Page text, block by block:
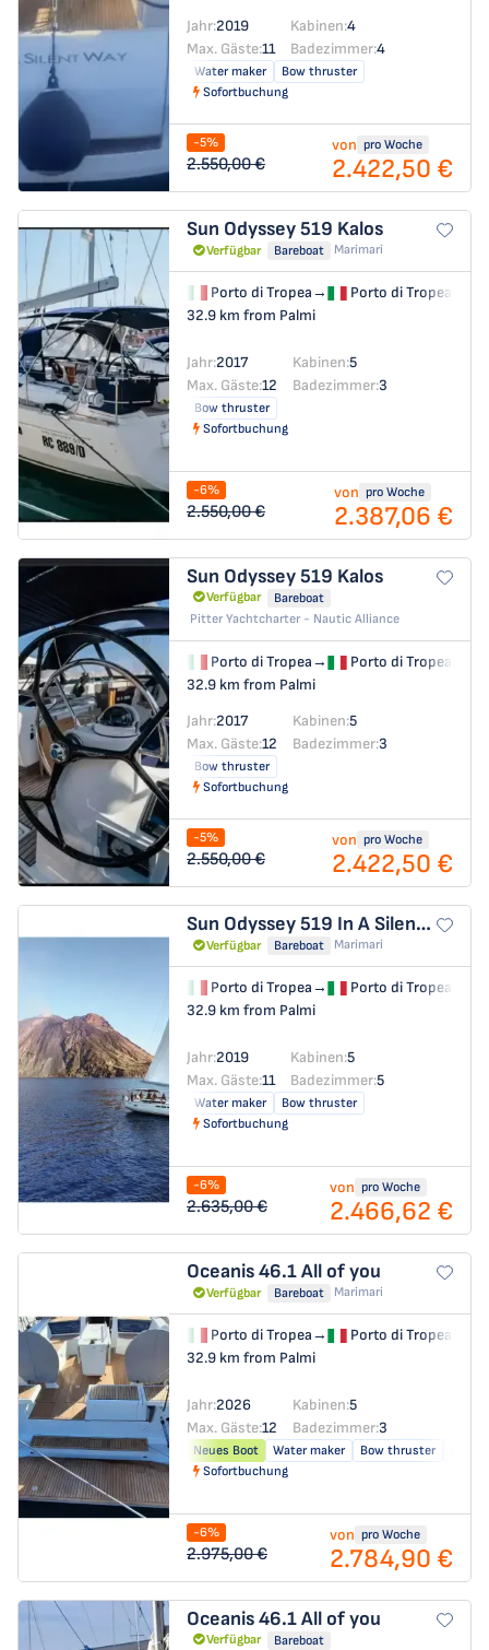
Jahr:2019 Kabinen:4
Max. Gäste:11 Badezimmer:4
Water maker
Bow thruster
Sofortbuchung
-5%
2.550,00 €
von pro Woche
2.422,50 €
Sun Odyssey 519 Kalos
Verfügbar Bareboat Marimari
Porto di Tropea→
Porto di Tropea
32.9 km from Palmi
Jahr:2017 Kabinen:5
Max. Gäste:12 Badezimmer:3
Bow thruster
Sofortbuchung
-6%
2.550,00 €
von pro Woche
2.387,06 €
Sun Odyssey 519 Kalos
Verfügbar
Bareboat
Pitter Yachtcharter - Nautic Alliance
Porto di Tropea→
Porto di Tropea
32.9 km from Palmi
Jahr:2017 Kabinen:5
Max. Gäste:12 Badezimmer:3
Bow thruster
Sofortbuchung
-5%
2.550,00 €
von pro Woche
2.422,50 €
Sun Odyssey 519 In A Silent Way
Verfügbar Bareboat Marimari
Porto di Tropea→
Porto di Tropea
32.9 km from Palmi
Jahr:2019 Kabinen:5
Max. Gäste:11 Badezimmer:5
Water maker
Bow thruster
Sofortbuchung
-6%
2.635,00 €
von pro Woche
2.466,62 €
Oceanis 46.1All of you
Verfügbar Bareboat Marimari
Porto di Tropea→
Porto di Tropea
32.9 km from Palmi
Jahr:2026 Kabinen:5
Max. Gäste:12 Badezimmer:3
Neues Boot Water maker Bow thruster
Sofortbuchung
-6%
2.975,00 €
von pro Woche
2.784,90 €
Oceanis 46.1All of you
Verfügbar
Bareboat